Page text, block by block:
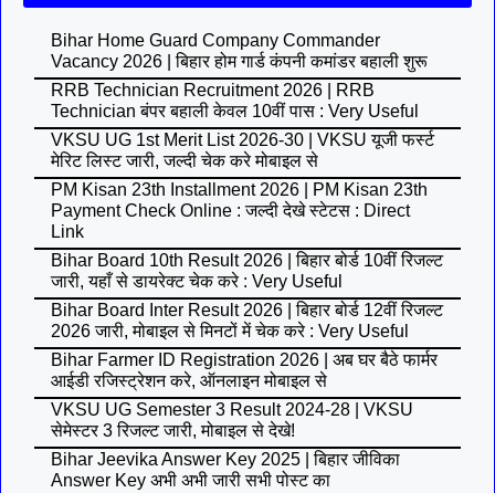
Bihar Home Guard Company Commander
Vacancy 2026 | बिहार होम गार्ड कंपनी कमांडर बहाली शुरू
RRB Technician Recruitment 2026 | RRB
Technician बंपर बहाली केवल 10वीं पास : Very Useful
VKSU UG 1st Merit List 2026-30 | VKSU यूजी फर्स्ट
मेरिट लिस्ट जारी, जल्दी चेक करे मोबाइल से
PM Kisan 23th Installment 2026 | PM Kisan 23th
Payment Check Online : जल्दी देखे स्टेटस : Direct
Link
Bihar Board 10th Result 2026 | बिहार बोर्ड 10वीं रिजल्ट
जारी, यहाँ से डायरेक्ट चेक करे : Very Useful
Bihar Board Inter Result 2026 | बिहार बोर्ड 12वीं रिजल्ट
2026 जारी, मोबाइल से मिनटों में चेक करे : Very Useful
Bihar Farmer ID Registration 2026 | अब घर बैठे फार्मर
आईडी रजिस्ट्रेशन करे, ऑनलाइन मोबाइल से
VKSU UG Semester 3 Result 2024-28 | VKSU
सेमेस्टर 3 रिजल्ट जारी, मोबाइल से देखे!
Bihar Jeevika Answer Key 2025 | बिहार जीविका
Answer Key अभी अभी जारी सभी पोस्ट का